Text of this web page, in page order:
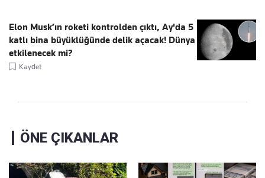
Elon Musk’ın roketi kontrolden çıktı, Ay'da 5
katlı bina büyüklüğünde delik açacak! Dünya
etkilenecek mi?
Kaydet
ÖNE ÇIKANLAR